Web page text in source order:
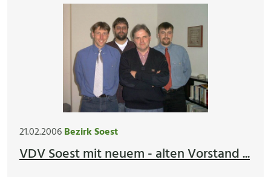
21.02.2006Bezirk Soest
VDV Soest mit neuem - alten Vorstand ...